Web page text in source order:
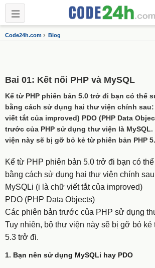
Code24h.com › Blog
Bai 01: Kết nối PHP và MySQL
Kể từ PHP phiên bản 5.0 trở đi bạn có thể
bằng cách sử dụng hai thư viện chính
viết tắt của improved) PDO (PHP Data
trước của PHP sử dụng thư viện là
viện này sẽ bị gỡ bỏ kẻ từ phiên bản PHP
Kể từ PHP phiên bản 5.0 trở đi bạn có
bằng cách sử dụng hai thư viện chính
MySQLi (i là chữ viết tắt của improved)
PDO (PHP Data Objects)
Các phiên bản trước của PHP sử dụng
Tuy nhiên, bộ thư viện này sẽ bị gỡ bỏ
5.3 trở đi.
1. Bạn nên sử dụng MySQLi hay PDO